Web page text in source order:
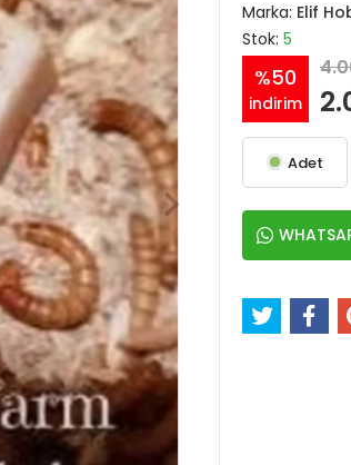
Marka: Elif
Stok: 5
%50
indirim
Adet